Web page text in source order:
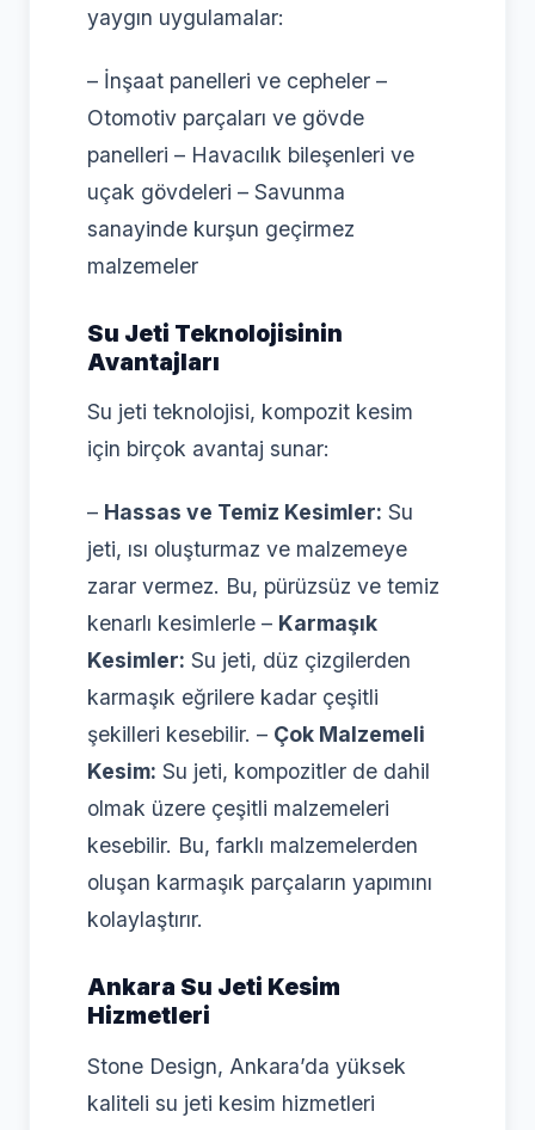
yaygın uygulamalar:
– İnşaat panelleri ve cepheler –
Otomotiv parçaları ve gövde
panelleri – Havacılık bileşenleri ve
uçak gövdeleri – Savunma
sanayinde kurşun geçirmez
malzemeler
Su Jeti Teknolojisinin
Avantajları
Su jeti teknolojisi, kompozit kesim
için birçok avantaj sunar:
– Hassas ve Temiz Kesimler: Su
jeti, ısı oluşturmaz ve malzemeye
zarar vermez. Bu, pürüzsüz ve temiz
kenarlı kesimlerle – Karmaşık
Kesimler: Su jeti, düz çizgilerden
karmaşık eğrilere kadar çeşitli
şekilleri kesebilir. – Çok Malzemeli
Kesim: Su jeti, kompozitler de dahil
olmak üzere çeşitli malzemeleri
kesebilir. Bu, farklı malzemelerden
oluşan karmaşık parçaların yapımını
kolaylaştırır.
Ankara Su Jeti Kesim
Hizmetleri
Stone Design, Ankara’da yüksek
kaliteli su jeti kesim hizmetleri